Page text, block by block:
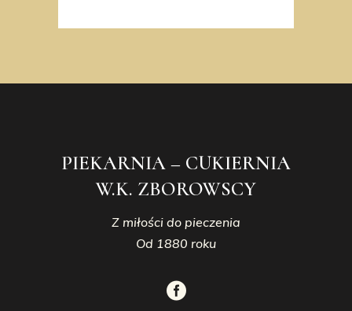
PIEKARNIA – CUKIERNIA
W.K. ZBOROWSCY
Z miłości do pieczenia
Od 1880 roku